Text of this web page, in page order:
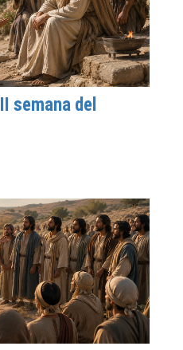
semana del